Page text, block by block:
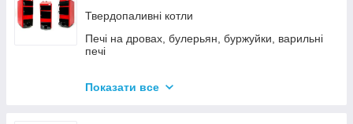
Твердопаливні котли
Печі на дровах, булерьян, буржуйки, варильні
печі
Показати все